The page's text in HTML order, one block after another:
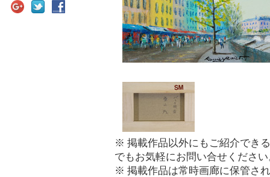
※ 掲載作品以外にもご紹介でき
でもお気軽にお問い合せくださ
※ 掲載作品は常時画廊に保管さ